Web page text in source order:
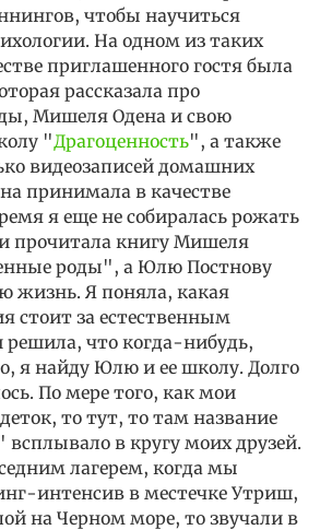
чтобы научиться
На одном из таких
приглашенного гостя была
рассказала про
Мишеля Одена и свою
"Драгоценность", а также
видеозаписей домашних
принимала в качестве
я еще не собиралась рожать
прочитала книгу Мишеля
роды", а Юлю Постнову
жизнь. Я поняла, какая
стоит за естественным
решила, что когда-нибудь,
я найду Юлю и ее школу. Долго
По мере того, как мои
то тут, то там название
в кругу моих друзей.
лагерем, когда мы
интенсив в местечке Утриш,
на Черном море, то звучали в